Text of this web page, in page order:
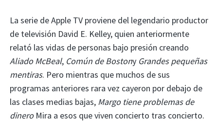
La serie de Apple TV proviene del legendario productor
de televisión David E. Kelley, quien anteriormente
relató las vidas de personas bajo presión creando
Aliado McBeal, Común de Bostony Grandes pequeñas
mentiras. Pero mientras que muchos de sus
programas anteriores rara vez cayeron por debajo de
las clases medias bajas, Margo tiene problemas de
dineroMira a esos que viven concierto tras concierto.